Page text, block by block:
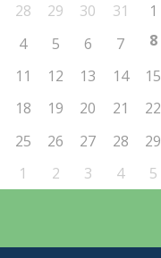
28 29 30 31 1
4 5 6 7 8
11 12 13 14 15
18 19 20 21 22
25 26 27 28 29
1 2 3 4 5